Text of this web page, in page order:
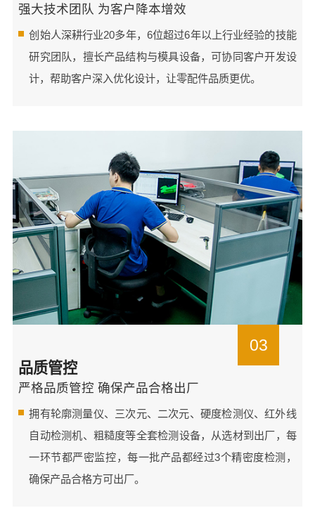
强大技术团队 为客户降本增效
创始人深耕行业20多年，6位超过6年以上行业经验的技能
研究团队，擅长产品结构与模具设备，可协同客户开发设
计，帮助客户深入优化设计，让零配件品质更优。
03
品质管控
严格品质管控 确保产品合格出厂
拥有轮廓测量仪、三次元、二次元、硬度检测仪、红外线
自动检测机、粗糙度等全套检测设备，从选材到出厂，每
一环节都严密监控，每一批产品都经过3个精密度检测，
确保产品合格方可出厂。